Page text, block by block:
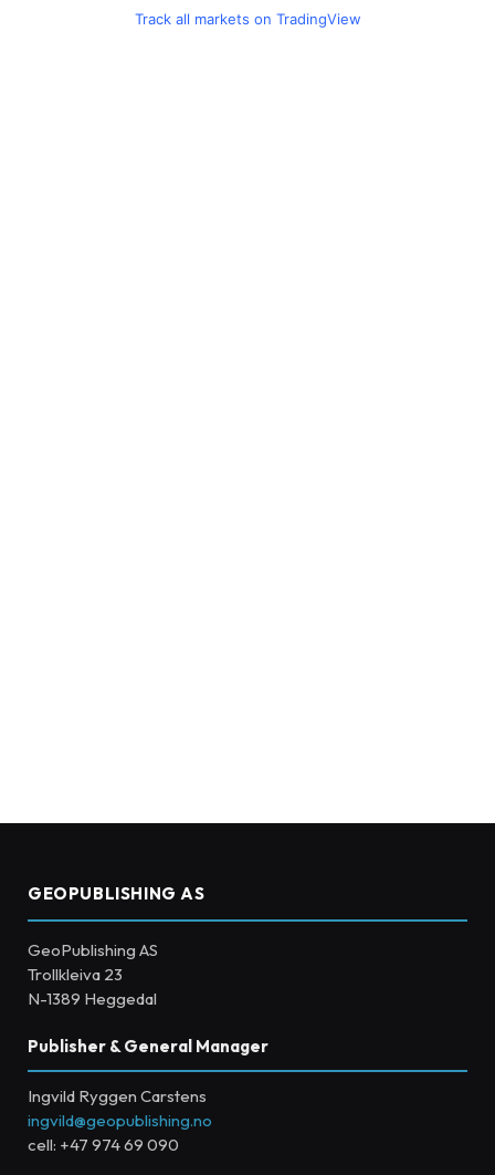
Track all markets on TradingView
GEOPUBLISHING AS
GeoPublishing AS
Trollkleiva 23
N-1389 Heggedal
Publisher & General Manager
Ingvild Ryggen Carstens
ingvild@geopublishing.no
cell: +47 974 69 090